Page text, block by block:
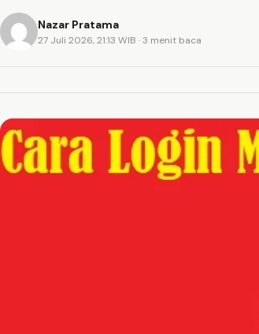
Nazar Pratama
27 Juli 2026, 21:13 WIB · 3 menit baca